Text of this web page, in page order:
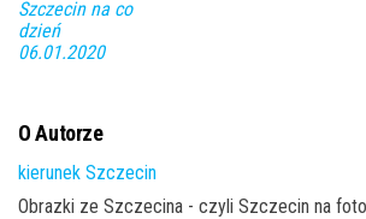
Szczecin na co
dzień
06.01.2020
O Autorze
kierunek Szczecin
Obrazki ze Szczecina - czyli Szczecin na